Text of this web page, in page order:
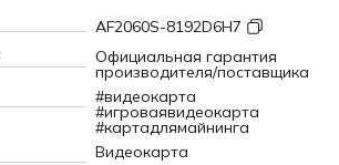
AF2060S-8192D6H7
Официальная гарантия
производителя/поставщика
#видеокарта
#игроваявидеокарта
#картадлямайнинга
Видеокарта